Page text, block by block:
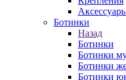
Ботинки
Назад
Ботинки
Ботинки
Ботинки
Ботинки